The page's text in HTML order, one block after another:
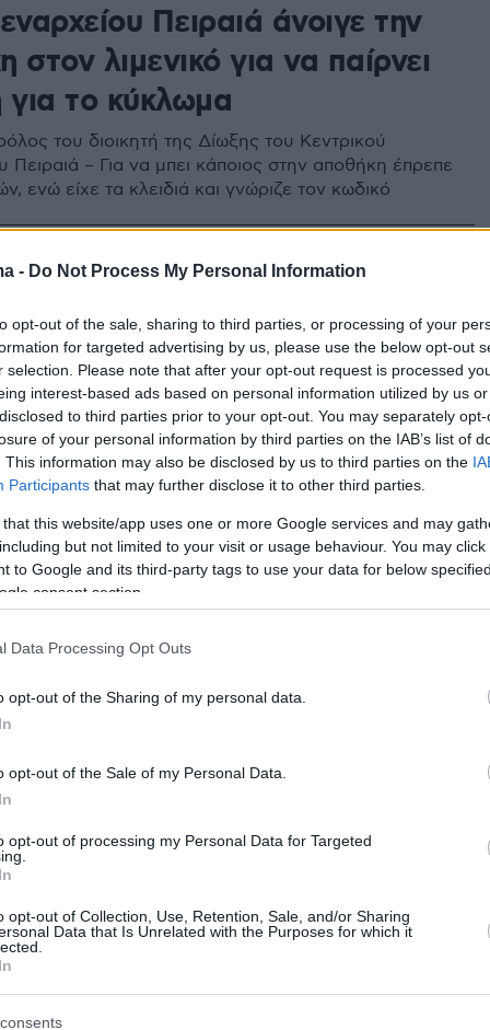
- Do Not Process My Personal Information
opt-out of the sale, sharing to third parties, or processing of your
for targeted advertising by us, please use the below opt-out
selection. Please note that after your opt-out request is processed
interest-based ads based on personal information utilized by us
to third parties prior to your opt-out. You may separately
of your personal information by third parties on the IAB’s list of
This information may also be disclosed by us to third parties on the
Participants that may further disclose it to other third parties.
that this website/app uses one or more Google services and may
but not limited to your visit or usage behaviour. You may
to Google and its third-party tags to use your data for below
consent section.
Data Processing Opt Outs
opt-out of the Sharing of my personal data.
opt-out of the Sale of my Personal Data.
opt-out of processing my Personal Data for Targeted
opt-out of Collection, Use, Retention, Sale, and/or Sharing
Data that Is Unrelated with the Purposes for which it
Πειραιά άνοιγε την
στον λιμενικό για να παίρνει
για το κύκλωμα
του διοικητή της Δίωξης του Κεντρικού
Πειραιά – Για να μπει κάποιος στην αποθήκη έπρεπε
ενώ είχε τα κλειδιά και γνώριζε τον κωδικό
των Λιμενικών ο
της κόκας»
και μοίραζε την κοκαΐνη στα κυκλώματα για
στα κοσμικά σαλόνια της Αθήνας – Στο
βρέθηκαν ναρκωτικά, αεροβόλα όπλα, ένα
ζυγαριές ακριβείας
κακοποίησε σεξουαλικά
σε πλοίο που εκτελούσε το
περιστατικό στα στελέχη του Λιμενικού και
προσωπίδων υψηλής
στο Κεντρικό Λιμεναρχείο
ανέλαβε ο βουλευτής της Νέας Δημοκρατίας Α'
Νήσων, Νικόλαος Μανωλάκος
3